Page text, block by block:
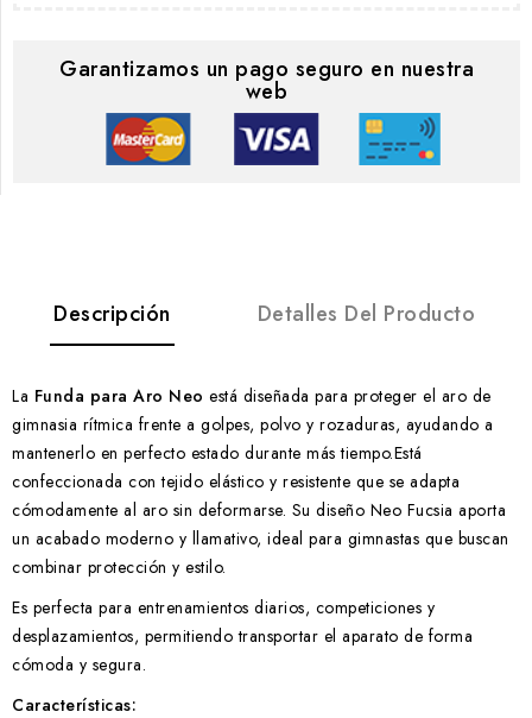
Garantizamos un pago seguro en nuestra
web
Descripción Detalles Del Producto
La Funda para Aro Neo está diseñada para proteger el aro de
gimnasia rítmica frente a golpes, polvo y rozaduras, ayudando a
mantenerlo en perfecto estado durante más tiempo.Está
confeccionada con tejido elástico y resistente que se adapta
cómodamente al aro sin deformarse. Su diseño Neo Fucsia aporta
un acabado moderno y llamativo, ideal para gimnastas que buscan
combinar protección y estilo.
Es perfecta para entrenamientos diarios, competiciones y
desplazamientos, permitiendo transportar el aparato de forma
cómoda y segura.
Características: